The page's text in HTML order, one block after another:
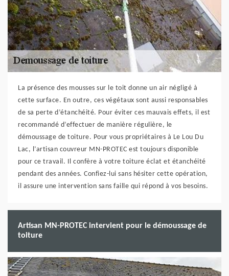
La présence des mousses sur le toit donne un air négligé à
cette surface. En outre, ces végétaux sont aussi responsables
de sa perte d’étanchéité. Pour éviter ces mauvais effets, il est
recommandé d’effectuer de manière régulière, le
démoussage de toiture. Pour vous propriétaires à Le Lou Du
Lac, l’artisan couvreur MN-PROTEC est toujours disponible
pour ce travail. Il confère à votre toiture éclat et étanchéité
pendant des années. Confiez-lui sans hésiter cette opération,
il assure une intervention sans faille qui répond à vos besoins.
Artisan MN-PROTEC intervient pour le démoussage de
toiture